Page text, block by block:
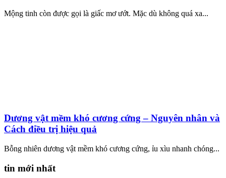
Mộng tinh còn được gọi là giấc mơ ướt. Mặc dù không quá xa...
Dương vật mềm khó cương cứng – Nguyên nhân và
Cách điều trị hiệu quả
Bỗng nhiên dương vật mềm khó cương cứng, ỉu xìu nhanh chóng...
tin mới nhất